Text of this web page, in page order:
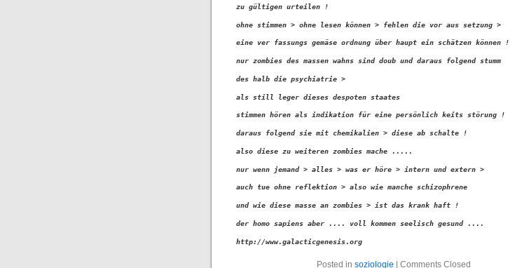
zu gültigen urteilen !
ohne stimmen > ohne lesen können > fehlen die vor aus setzung >
eine ver fassungs gemäse ordnung über haupt ein schätzen können !
nur zombies des massen wahns sind doub und daraus folgend stumm
des halb die psychiatrie >
als still leger dieses despoten staates
stimmen hören als indikation für eine persönlich keits störung !
daraus folgend sie mit chemikalien > diese ab schalte !
also diese zu weiteren zombies mache .....
nur wenn jemand > alles > was er höre > intern und extern >
auch tue ohne reflektion > also wie manche schizophrene
und wie diese masse an zombies > ist das krank haft !
der homo sapiens aber .... voll kommen seelisch gesund ....
http://www.galacticgenesis.org
Posted in soziologie | Comments Closed